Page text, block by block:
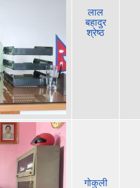
लाल
बहादुर
श्रेष्‍ठ
गोकुली